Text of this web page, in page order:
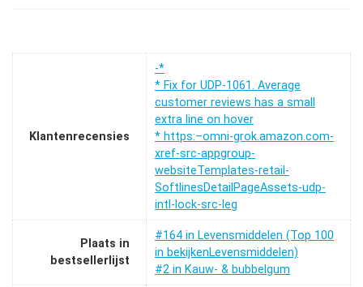
Klantenrecensies
-*
* Fix for UDP-1061. Average
customer reviews has a small
extra line on hover
* https:–omni-grok.amazon.com-
xref-src-appgroup-
websiteTemplates-retail-
SoftlinesDetailPageAssets-udp-
intl-lock-src-leg
Plaats in
bestsellerlijst
#164 in Levensmiddelen (Top 100
in bekijkenLevensmiddelen)
#2 in Kauw- & bubbelgum